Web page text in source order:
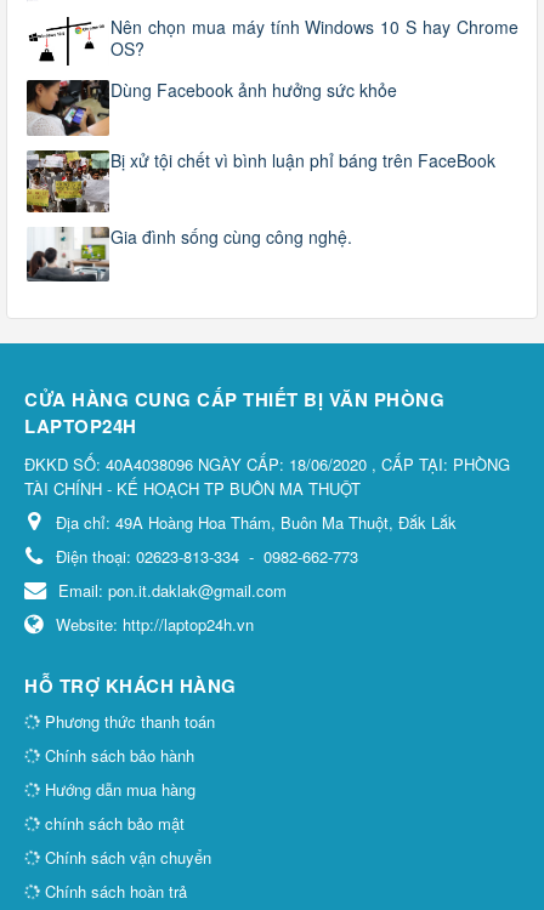
Nên chọn mua máy tính Windows 10 S hay Chrome
OS?
Dùng Facebook ảnh hưởng sức khỏe
Bị xử tội chết vì bình luận phỉ báng trên FaceBook
Gia đình sống cùng công nghệ.
CỬA HÀNG CUNG CẤP THIẾT BỊ VĂN PHÒNG
LAPTOP24H
ĐKKD SỐ: 40A4038096 NGÀY CẤP: 18/06/2020 , CẤP TẠI: PHÒNG
TÀI CHÍNH - KẾ HOẠCH TP BUÔN MA THUỘT
Địa chỉ: 49A Hoàng Hoa Thám, Buôn Ma Thuột, Đắk Lắk
Điện thoại: 02623-813-334 - 0982-662-773
Email: pon.it.daklak@gmail.com
Website: http://laptop24h.vn
HỖ TRỢ KHÁCH HÀNG
Phương thức thanh toán
Chính sách bảo hành
Hướng dẫn mua hàng
chính sách bảo mật
Chính sách vận chuyển
Chính sách hoàn trả